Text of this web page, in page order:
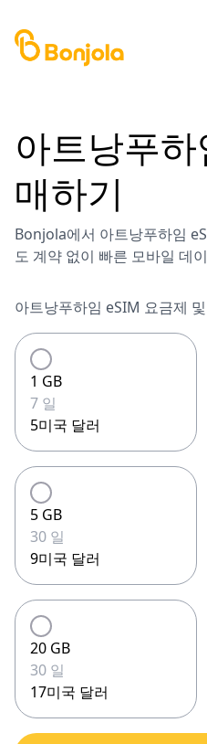
아트낭푸하
매하기
Bonjola에서 아트낭푸하임
도 계약 없이 빠른 모바일 데
아트낭푸하임 eSIM 요금제
1 GB
7 일
5미국 달러
5 GB
30 일
9미국 달러
20 GB
30 일
17미국 달러